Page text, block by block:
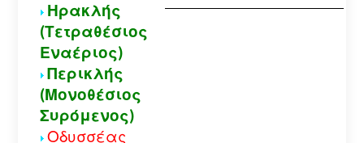
Ηρακλής
(Τετραθέσιος
Εναέριος)
Περικλής
(Μονοθέσιος
Συρόμενος)
Οδυσσέας